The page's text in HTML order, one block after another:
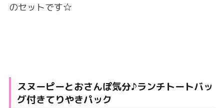
のセットです☆
スヌーピーとおさんぽ気分♪ランチトートバッ
グ付きてりやきパック